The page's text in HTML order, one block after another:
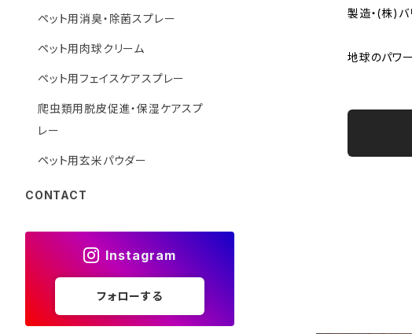
製造・(株)バ
地球のパワ
ペット用消臭・除菌スプレー
ペット用肉球クリーム
ペット用フェイスケアスプレー
爬虫類用脱皮促進・保湿ケアスプ
レー
ペット用玄米パウダー
CONTACT
Instagram
フォローする